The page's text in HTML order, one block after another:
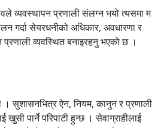
व्यवस्थापन प्रणाली संलग्न भयो त्यसमा म
गर्दा सेयरधनीको अधिकार, अवधारणा र
व्यवस्थित बनाइरहनु भएको छ ।
सुशासनभित्र ऐन, नियम, कानुन र प्रणाली
पार्ने परिपाटी हुन्छ । सेवाग्राहीलाई